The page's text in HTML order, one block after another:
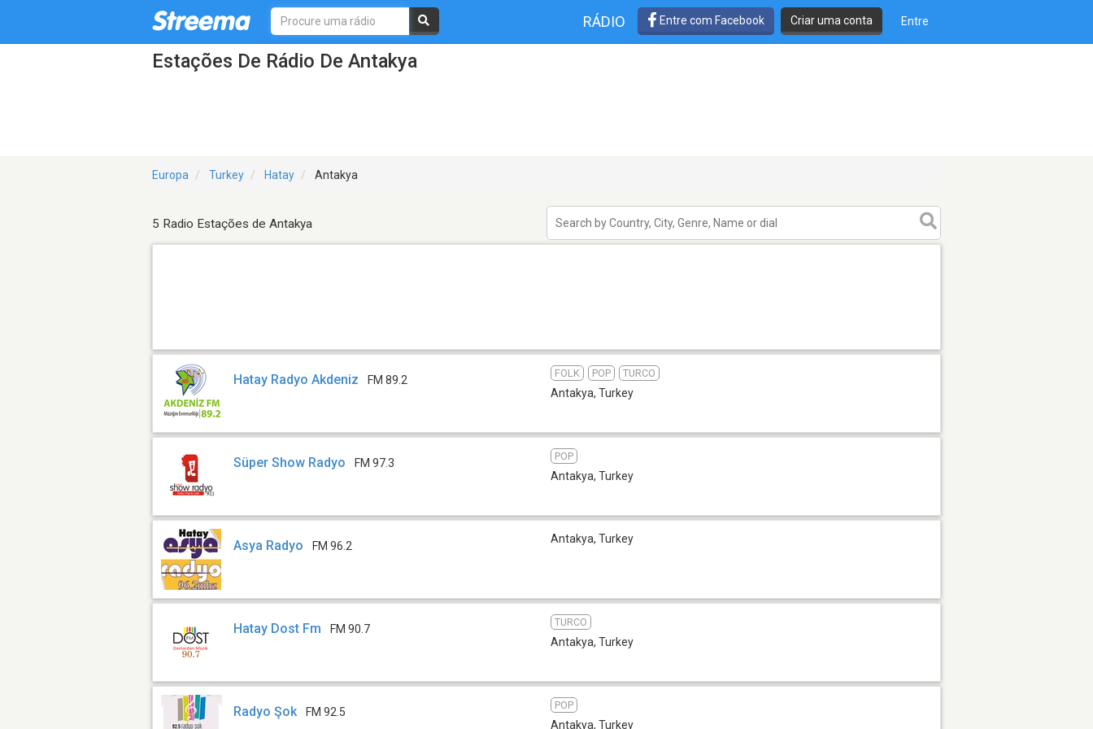
RÁDIO Entre com Facebook Criar uma conta Entre
Estações De Rádio De Antakya
Europa Turkey Hatay Antakya
5 Radio Estações de Antakya
Hatay Radyo Akdeniz FM 89.2
FOLK POP TURCO
Antakya, Turkey
Süper Show Radyo FM 97.3
POP
Antakya, Turkey
Asya Radyo FM 96.2
Antakya, Turkey
Hatay Dost Fm FM 90.7
TURCO
Antakya, Turkey
Radyo Şok FM 92.5
POP
Antakya, Turkey